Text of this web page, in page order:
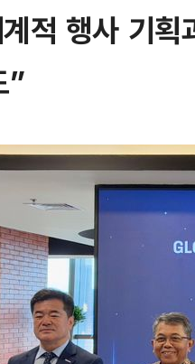
적 행사 기
”